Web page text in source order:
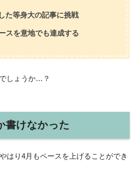
た等身大の記事に挑戦
スを意地でも達成する
しょうか…？
書けなかった
はり4月もペースを上げることができ